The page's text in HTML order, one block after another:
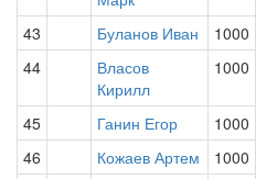
43 Буланов Иван 1000
44
Власов
Кирилл
1000
45 Ганин Егор 1000
46
Кожаев Артем 1000